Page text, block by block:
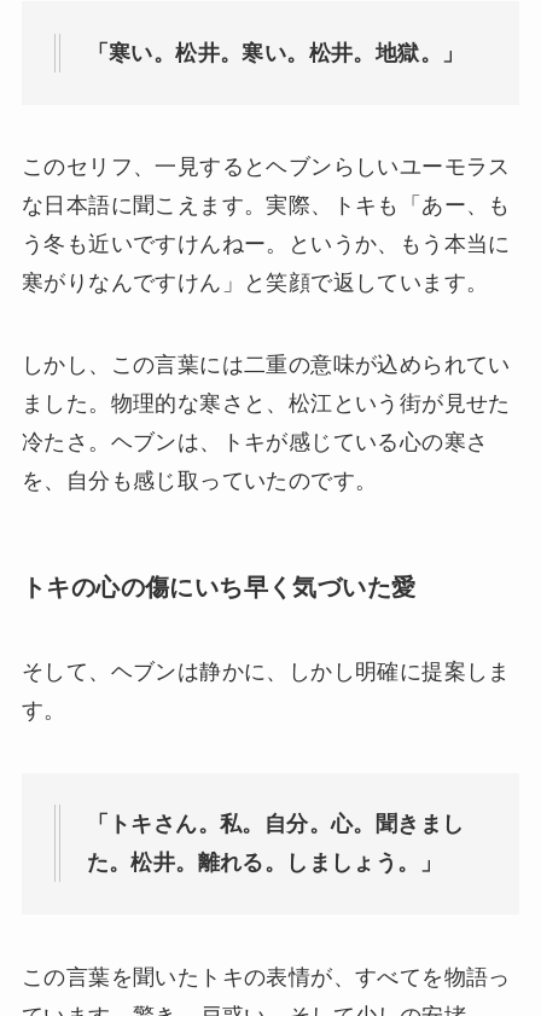
「寒い。松井。寒い。松井。地獄。」
このセリフ、一見するとヘブンらしいユーモラス
な日本語に聞こえます。実際、トキも「あー、も
う冬も近いですけんねー。というか、もう本当に
寒がりなんですけん」と笑顔で返しています。
しかし、この言葉には二重の意味が込められてい
ました。物理的な寒さと、松江という街が見せた
冷たさ。ヘブンは、トキが感じている心の寒さ
を、自分も感じ取っていたのです。
トキの心の傷にいち早く気づいた愛
そして、ヘブンは静かに、しかし明確に提案しま
す。
「トキさん。私。自分。心。聞きまし
た。松井。離れる。しましょう。」
この言葉を聞いたトキの表情が、すべてを物語っ